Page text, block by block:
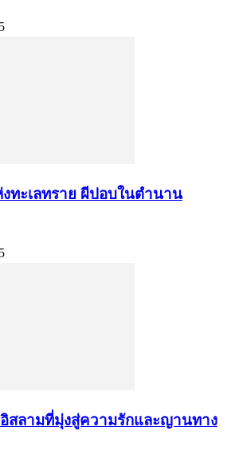
ทะเลทราย ผีปอบในตำนาน
สลามที่มุ่งสู่ความรักและญานทาง